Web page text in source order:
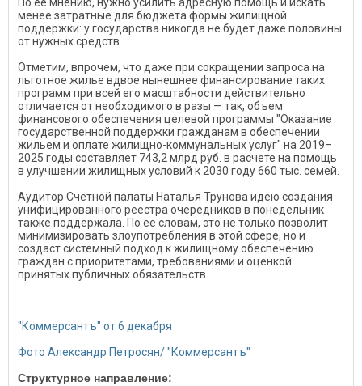
менее затратные для бюджета формы жилищной
поддержки: у государства никогда не будет даже половины
от нужных средств.
Отметим, впрочем, что даже при сокращении запроса на
льготное жилье вдвое нынешнее финансирование таких
программ при всей его масштабности действительно
отличается от необходимого в разы — так, объем
финансового обеспечения целевой программы "Оказание
государственной поддержки гражданам в обеспечении
жильем и оплате жилищно-коммунальных услуг" на 2019–
2025 годы составляет 743,2 млрд руб. в расчете на помощь
в улучшении жилищных условий к 2030 году 660 тыс. семей.
Аудитор Счетной палаты Наталья Трунова идею создания
унифицированного реестра очередников в понедельник
также поддержала. По ее словам, это не только позволит
минимизировать злоупотребления в этой сфере, но и
создаст системный подход к жилищному обеспечению
граждан с приоритетами, требованиями и оценкой
принятых публичных обязательств.
"Коммерсантъ" от 6 декабря
Фото Александр Петросян/ "Коммерсантъ"
Структурное направление: